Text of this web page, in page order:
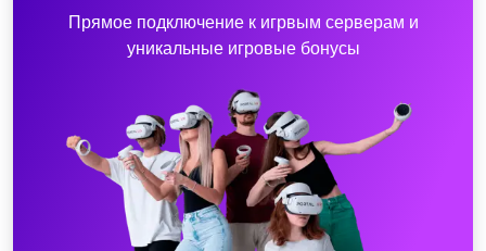
Прямое подключение к игрвым серверам и
уникальные игровые бонусы